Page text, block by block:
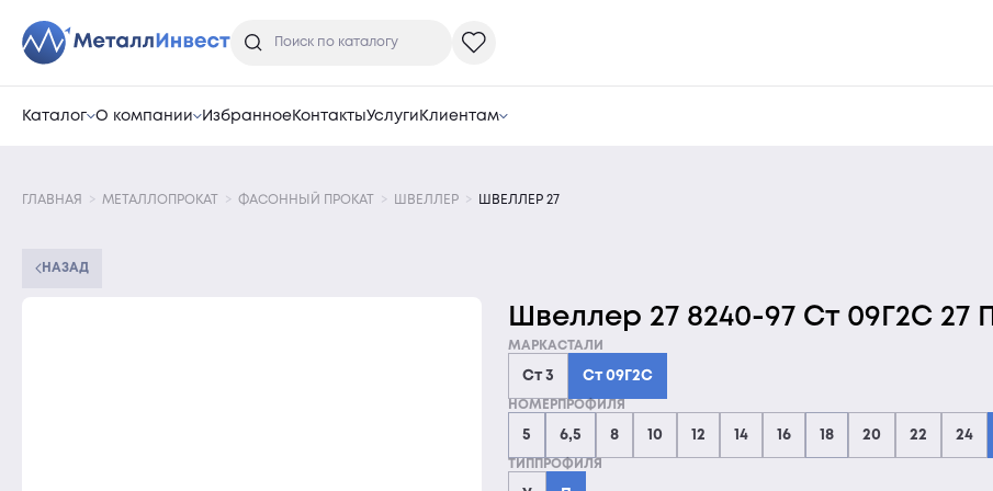
Каталог О компании ИзбранноеКонтактыУслуги Клиентам
ГЛАВНАЯ МЕТАЛЛОПРОКАТ ФАСОННЫЙ ПРОКАТ ШВЕЛЛЕР ШВЕЛЛЕР 27
НАЗАД
Швеллер 27 8240-97 Ст 09Г2С 27 П
МАРКАСТАЛИ
Ст 3 Ст 09Г2С
НОМЕРПРОФИЛЯ
5 6,5 8 10 12 14 16 18 20 22 24
ТИППРОФИЛЯ